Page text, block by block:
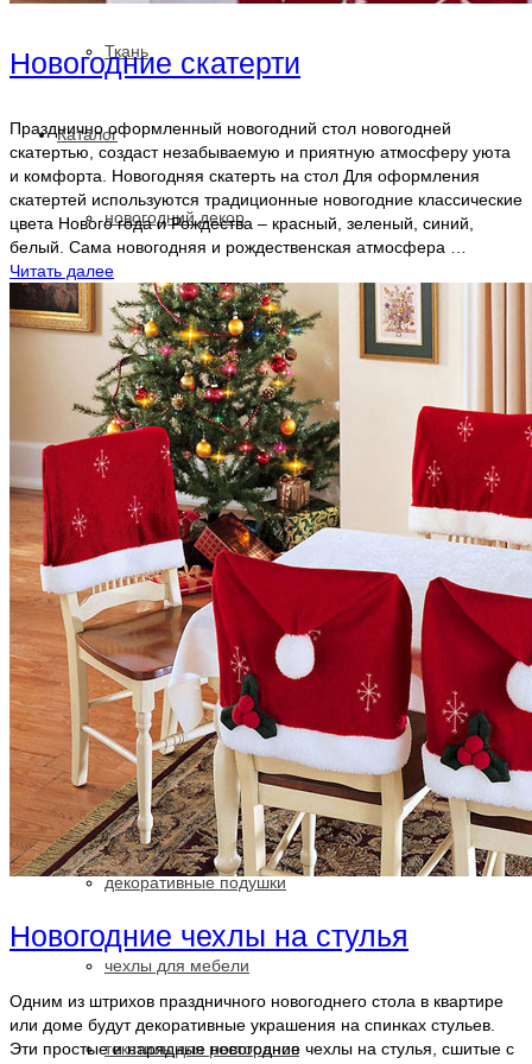
Ткань
Каталог
новогодний декор
ткани для штор
ткань прованс
тюли
портьерная ткань
ткань в детскую
ткань блэкаут
для ресторана
декоративные подушки
чехлы для мебели
текстиль для ресторанов
Новогодние скатерти
Празднично оформленный новогодний стол новогодней
скатертью, создаст незабываемую и приятную атмосферу уюта
и комфорта. Новогодняя скатерть на стол Для оформления
скатертей используются традиционные новогодние классические
цвета Нового года и Рождества – красный, зеленый, синий,
белый. Сама новогодняя и рождественская атмосфера …
Читать далее
Новогодние чехлы на стулья
Одним из штрихов праздничного новогоднего стола в квартире
или доме будут декоративные украшения на спинках стульев.
Эти простые и нарядные новогодние чехлы на стулья, сшитые с